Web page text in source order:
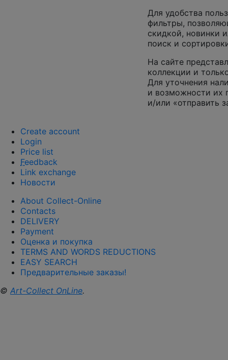
Для удобства
фильтры,
скидкой, новинки
поиск и
На сайте
коллекции и
Для уточнения
и возможности их
и/или «отправить
Create account
Login
Price list
Feedback
Link exchange
Новости
About Collect-Online
Contacts
DELIVERY
Payment
Оценка и покупка
TERMS AND WORDS REDUCTIONS
EASY SEARCH
Предварительные заказы!
© Art-Collect OnLine.